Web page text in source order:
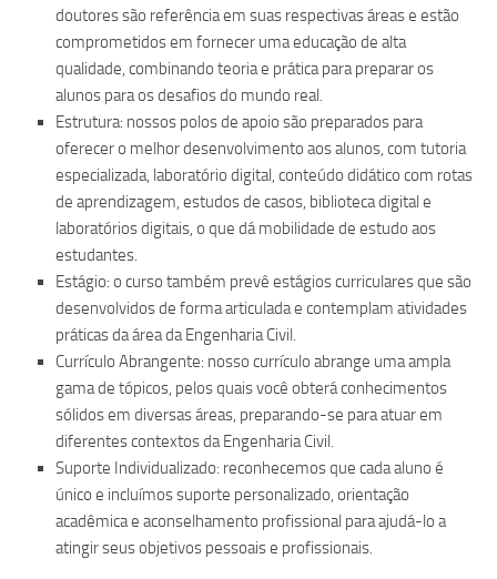
doutores são referência em suas respectivas áreas e estão
comprometidos em fornecer uma educação de alta
qualidade, combinando teoria e prática para preparar os
alunos para os desafios do mundo real.
Estrutura: nossos polos de apoio são preparados para
oferecer o melhor desenvolvimento aos alunos, com tutoria
especializada, laboratório digital, conteúdo didático com rotas
de aprendizagem, estudos de casos, biblioteca digital e
laboratórios digitais, o que dá mobilidade de estudo aos
estudantes.
Estágio: o curso também prevê estágios curriculares que são
desenvolvidos de forma articulada e contemplam atividades
práticas da área da Engenharia Civil.
Currículo Abrangente: nosso currículo abrange uma ampla
gama de tópicos, pelos quais você obterá conhecimentos
sólidos em diversas áreas, preparando-se para atuar em
diferentes contextos da Engenharia Civil.
Suporte Individualizado: reconhecemos que cada aluno é
único e incluímos suporte personalizado, orientação
acadêmica e aconselhamento profissional para ajudá-lo a
atingir seus objetivos pessoais e profissionais.